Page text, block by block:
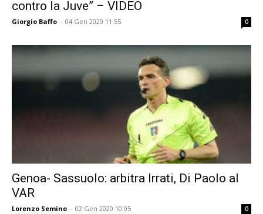
contro la Juve” – VIDEO
Giorgio Baffo - 04 Gen 2020 11:55 0
Genoa- Sassuolo: arbitra Irrati, Di Paolo al
VAR
Lorenzo Semino - 02 Gen 2020 10:05 0